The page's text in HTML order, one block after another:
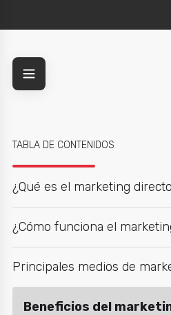
TABLA DE CONTENIDOS
¿Qué es el marketing
¿Cómo funciona el
Principales medios de
Beneficios del